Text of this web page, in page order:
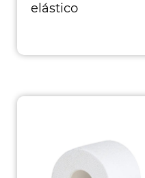
elástico